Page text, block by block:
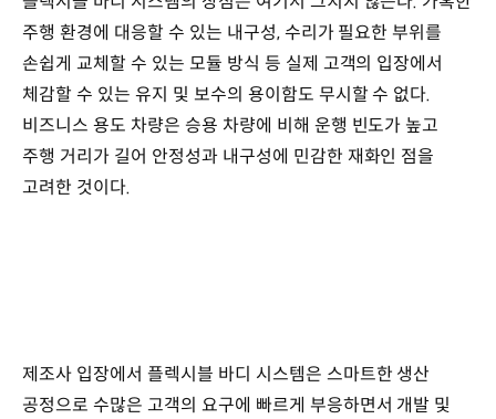
주행 환경에 대응할 수 있는 내구성, 수리가 필요한 부위를
손쉽게 교체할 수 있는 모듈 방식 등 실제 고객의 입장에서
체감할 수 있는 유지 및 보수의 용이함도 무시할 수 없다.
비즈니스 용도 차량은 승용 차량에 비해 운행 빈도가 높고
주행 거리가 길어 안정성과 내구성에 민감한 재화인 점을
고려한 것이다.
제조사 입장에서 플렉시블 바디 시스템은 스마트한 생산
공정으로 수많은 고객의 요구에 빠르게 부응하면서 개발 및